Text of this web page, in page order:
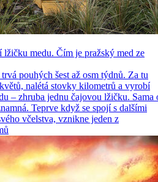
medu. Čím je pražský med ze
pouhých šest až osm týdnů. Za tu
nalétá stovky kilometrů a vyrobí
– zhruba jednu čajovou lžičku. Sama
Teprve když se spojí s dalšími
včelstva, vznikne jeden z